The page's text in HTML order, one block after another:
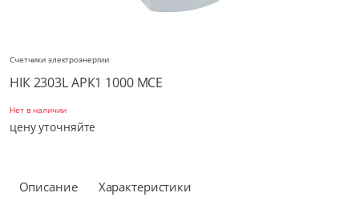
Счетчики электроэнергии
НІК 2303L АPК1 1000 МСЕ
Нет в наличии
цену уточняйте
Описание Характеристики